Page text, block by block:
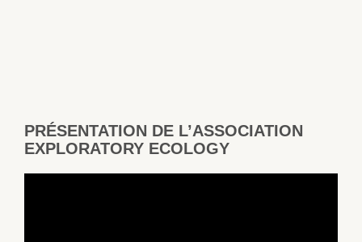
PRÉSENTATION DE L’ASSOCIATION
EXPLORATORY ECOLOGY